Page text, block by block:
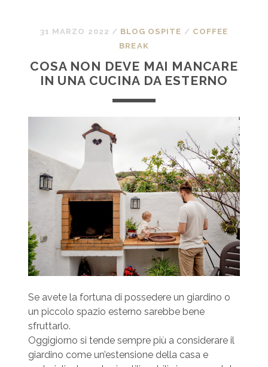
31 MARZO 2022 / BLOG OSPITE / COFFEE
BREAK
COSA NON DEVE MAI MANCARE
IN UNA CUCINA DA ESTERNO
Se avete la fortuna di possedere un giardino o
un piccolo spazio esterno sarebbe bene
sfruttarlo.
Oggigiorno si tende sempre più a considerare il
giardino come un’estensione della casa e